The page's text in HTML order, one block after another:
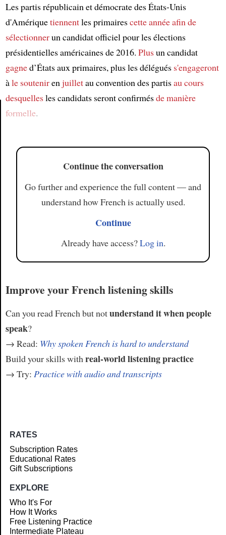
Les partis républicain et démocrate des États-Unis
d'Amériquetiennentles primairescette annéeafin de
sélectionnerun candidat officiel pour les élections
présidentielles américaines de 2016. Plusun candidat
gagned’États aux primaires, plus les délégués s'engageront
àle soutenirenjuilletau convention des partisau cours
desquellesles candidats seront confirmésde manière
formelle.
Continue the conversation
Go further and experience the full content — and
understand how French is actually used.
Continue
Already have access?Log in.
Improve your French listening skills
Can you read French but notunderstand it when people
speak?
→ Read: Why spoken French is hard to understand
Build your skills with real-world listening practice
→ Try: Practice with audio and transcripts
RATES
Subscription Rates
Educational Rates
Gift Subscriptions
EXPLORE
Who It's For
How It Works
Free Listening Practice
Intermediate Plateau